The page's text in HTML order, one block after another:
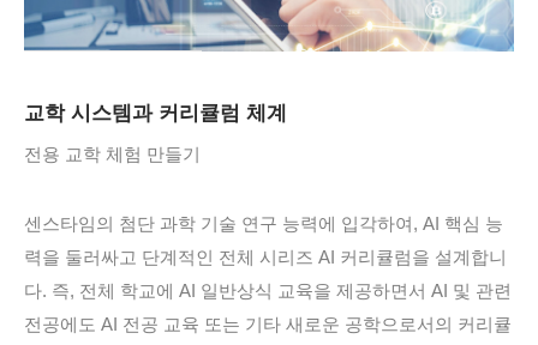
교학 시스템과 커리큘럼 체계
전용 교학 체험 만들기
센스타임의 첨단 과학 기술 연구 능력에 입각하여, AI 핵심 능
력을 둘러싸고 단계적인 전체 시리즈 AI 커리큘럼을 설계합니
다. 즉, 전체 학교에 AI 일반상식 교육을 제공하면서 AI 및 관련
전공에도 AI 전공 교육 또는 기타 새로운 공학으로서의 커리큘